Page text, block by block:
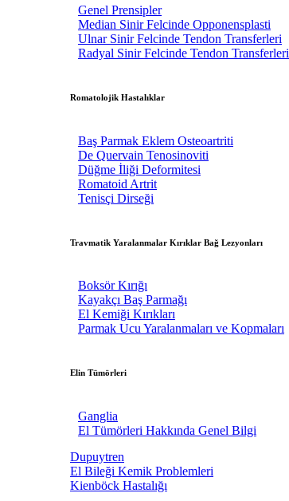
Genel Prensipler
Median Sinir Felcinde Opponensplasti
Ulnar Sinir Felcinde Tendon Transferleri
Radyal Sinir Felcinde Tendon Transferleri
Romatolojik Hastalıklar
Baş Parmak Eklem Osteoartriti
De Quervain Tenosinoviti
Düğme İliği Deformitesi
Romatoid Artrit
Tenisçi Dirseği
Travmatik Yaralanmalar Kırıklar Bağ Lezyonları
Boksör Kırığı
Kayakçı Baş Parmağı
El Kemiği Kırıkları
Parmak Ucu Yaralanmaları ve Kopmaları
Elin Tümörleri
Ganglia
El Tümörleri Hakkında Genel Bilgi
Dupuytren
El Bileği Kemik Problemleri
Kienböck Hastalığı